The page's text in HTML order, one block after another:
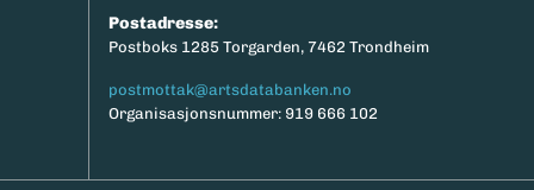
Postadresse:
Postboks 1285 Torgarden, 7462 Trondheim
postmottak@artsdatabanken.no
Organisasjonsnummer: 919 666 102